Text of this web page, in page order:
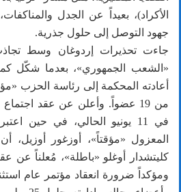
الأكراد)، بعيداً عن الجدل
جهود التوصل إلى حلول جذرية.
جاءت تحذيرات إردوغان وسط
«الشعب الجمهوري»، بعدما شكّل
أعادته المحكمة إلى رئاسة الحزب
من 19 عضواً. وأعلن عن عقد
في 11 يونيو الحالي، في حين
المعزول «مؤقتاً»، أوزغور أوزيل،
كليتشدار أوغلو «باطلة»، مُعلناً عن
ومؤكداً ضرورة انعقاد مؤتمر عام